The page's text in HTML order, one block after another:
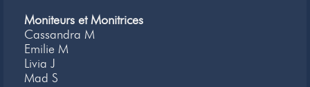
Moniteurs et Monitrices
Cassandra M
Emilie M
Livia J
Mad S